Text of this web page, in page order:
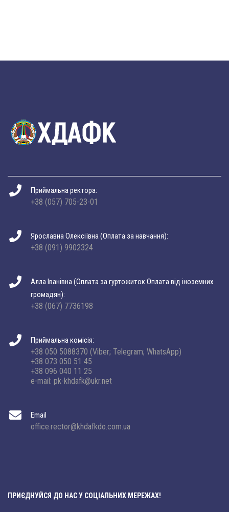
Приймальна ректора:
+38 (057) 705-23-01
Ярославна Олексіївна (Оплата за навчання):
+38 (091) 9902324
Алла Іванівна (Оплата за гуртожиток Оплата від іноземних
громадян):
+38 (067) 7736198
Приймальна комісія:
+38 050 5088370 (Viber; Telegram; WhatsApp)
+38 073 050 51 45
+38 096 040 11 25
e-mail: pk-khdafk@ukr.net
Email
office.rector@khdafkdo.com.ua
ПРИЄДНУЙСЯ ДО НАС У СОЦІАЛЬНИХ МЕРЕЖАХ!